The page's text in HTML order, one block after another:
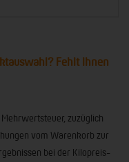
Fehlt Ihnen
zuzüglich
vom Warenkorb zur
bei der Kilopreis-